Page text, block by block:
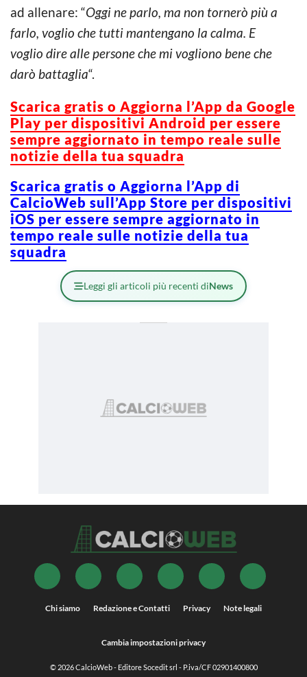
ad allenare: “Oggi ne parlo, ma non tornerò più a
farlo, voglio che tutti mantengano la calma. E
voglio dire alle persone che mi vogliono bene che
darò battaglia“.
Scarica gratis o Aggiorna l’App da Google
Play per dispositivi Android per essere
sempre aggiornato in tempo reale sulle
notizie della tua squadra
Scarica gratis o Aggiorna l’App di
CalcioWeb sull’App Store per dispositivi
iOS per essere sempre aggiornato in
tempo reale sulle notizie della tua
squadra
Leggi gli articoli più recenti diNews
Chi siamo Redazione e Contatti Privacy Note legali
Cambia impostazioni privacy
© 2026CalcioWeb- Editore Socedit srl - P.iva/CF 02901400800